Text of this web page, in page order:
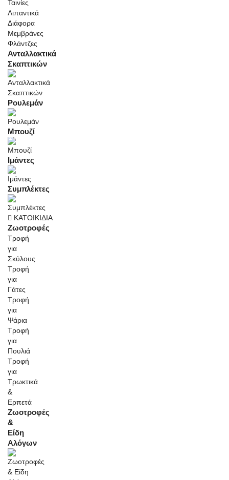
Ταινίες
Λιπαντικά
Διάφορα
Μεμβράνες
Φλάντζες
Ανταλλακτικά
Σκαπτικών
Ρουλεμάν
Μπουζί
Ιμάντες
Συμπλέκτες
ΚΑΤΟΙΚΙΔΙΑ
Ζωοτροφές
Τροφή
για
Σκύλους
Τροφή
για
Γάτες
Τροφή
για
Ψάρια
Τροφή
για
Πουλιά
Τροφή
για
Τρωκτικά
&
Ερπετά
Ζωοτροφές
&
Είδη
Αλόγων